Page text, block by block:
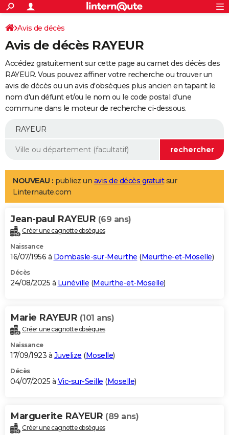
ACTUALITÉS
Politique
Société
Faits Divers
Education
Monde
Villes
+
SPORT
Coupe du monde 2026
Football
Tennis
Cyclisme
Rugby
Forum
Programme TV
TNT
Streaming
Cinéma
Sorties cinéma
Musique
+
FINANCE
Retraite
Epargne
Immobilier
Risques naturels par ville
Banque
Assurance
AUTO
Essais
Réserver un essai
Citadines
Berlines
SUV
Forum auto
+
Mobiles
Meilleur smartphone
Internet
Ordinateurs
Jeux vidéo
Guide high-tech
Aménagement intérieur
LIFESTYLE
Art de vivre
Bien-être
Loisirs
Mode
Modes de vie
Alimentation
Guide de la santé
Maladies
Médicaments
Sommeil
VOYAGE
Destinations
City break
Voyage nature
Voyage de noces
Forum
Climat
+PHOTO
GUIDES D'ACHAT
BONS PLANS
Carte de Noël
Carte Bonne année
Carte Saint-Valentin
Carte Pâques
Carte d'anniversaire
DICTIONNAIRE
Dictionnaire
Biographies
Citations
Expressions
Proverbes
PROGRAMME TV
S'inscrire
Se connecter
Lycées
Collèges
Primaires
Universités
Entreprises
Service militaire
Avis de recherche
AVIS DE DÉCÈS
Bricolage
Lifestyle
Culture
Sport
Auto
Television
Voyage
Cinema
Avis de décès
Avis de décès RAYEUR
Accédez gratuitement sur cette page au carnet des décès des
RAYEUR. Vous pouvez affiner votre recherche ou trouver un
avis de décès ou un avis d'obsèques plus ancien en tapant le
nom d'un défunt et/ou le nom ou le code postal d'une
commune dans le moteur de recherche ci-dessous.
NOUVEAU : publiez un avis de décès gratuitsur
Linternaute.com
Jean-paul RAYEUR (69 ans)
Créer une cagnotte obsèques
Naissance
16/07/1956 à Dombasle-sur-Meurthe (Meurthe-et-Moselle)
Décès
24/08/2025 à Lunéville (Meurthe-et-Moselle)
Marie RAYEUR (101 ans)
Créer une cagnotte obsèques
Naissance
17/09/1923 à Juvelize (Moselle)
Décès
04/07/2025 à Vic-sur-Seille (Moselle)
Marguerite RAYEUR (89 ans)
Créer une cagnotte obsèques